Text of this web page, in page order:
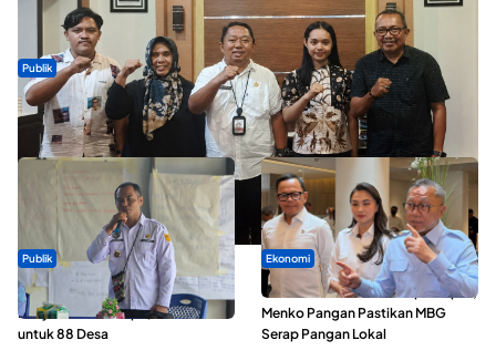
Publik
Dua Talenta Muda Ternate Wakili Maluku Utara di Gita Bahana
Nusantara 2026
Publik
ABDESI Morotai Apresiasi
Penyaluran ADD Rp3,13 Miliar
untuk 88 Desa
Ekonomi
SPPG di Maluku Utara Dipercepat,
Menko Pangan Pastikan MBG
Serap Pangan Lokal